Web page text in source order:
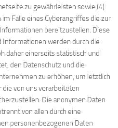
zu gewährleisten sowie (4)
Falle eines Cyberangriffes die zur
bereitzustellen. Diese
werden durch die
daher einerseits statistisch und
den Datenschutz und die
zu erhöhen, um letztlich
die von uns verarbeiteten
Die anonymen Daten
von allen durch eine
personenbezogenen Daten